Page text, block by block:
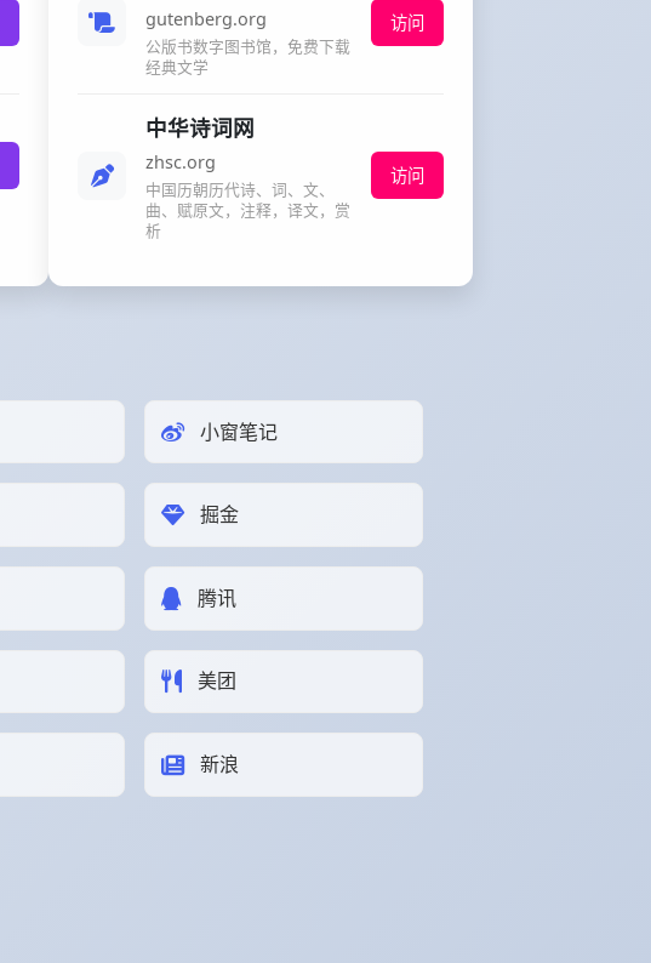
gutenberg.org
公版书数字图书馆，免费下载
经典文学
访问
中华诗词网
zhsc.org
中国历朝历代诗、词、文、
曲、赋原文，注释，译文，赏
析
访问
小窗笔记
掘金
腾讯
美团
新浪